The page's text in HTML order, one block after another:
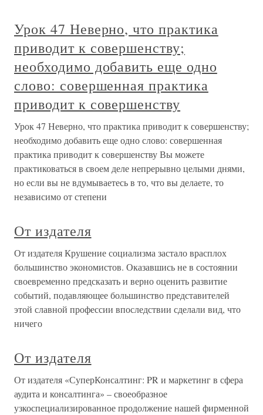
Урок 47 Неверно, что практика
приводит к совершенству;
необходимо добавить еще одно
слово: совершенная практика
приводит к совершенству
Урок 47 Неверно, что практика приводит к совершенству;
необходимо добавить еще одно слово: совершенная
практика приводит к совершенству Вы можете
практиковаться в своем деле непрерывно целыми днями,
но если вы не вдумываетесь в то, что вы делаете, то
независимо от степени
От издателя
От издателя Крушение социализма застало врасплох
большинство экономистов. Оказавшись не в состоянии
своевременно предсказать и верно оценить развитие
событий, подавляющее большинство представителей
этой славной профессии впоследствии сделали вид, что
ничего
От издателя
От издателя «СуперКонсалтинг: PR и маркетинг в сфера
аудита и консалтинга» – своеобразное
узкоспециализированное продолжение нашей фирменной